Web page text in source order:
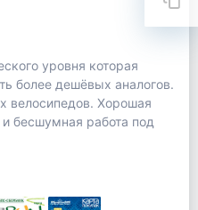
уровня которая
более дешёвых аналогов.
велосипедов. Хорошая
и бесшумная работа под